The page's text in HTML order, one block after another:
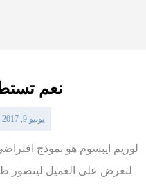
نعم
يونيو 9, 2017
لوريم ايبسوم هو نموذج
لتعرض على العميل ليتصور